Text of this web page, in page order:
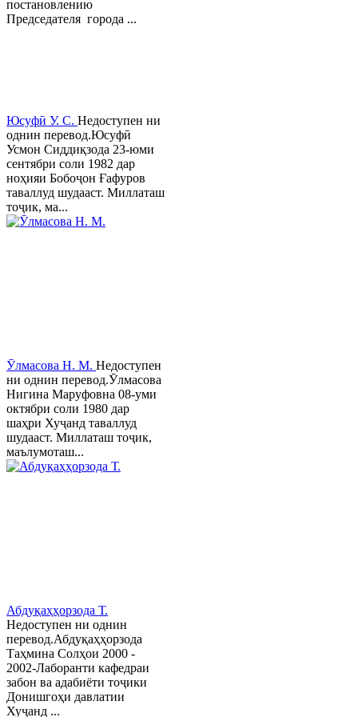
постановлению
Председателя города ...
Юсуфӣ У. C. Недоступен ни
однин перевод.Юсуфӣ
Усмон Сиддиқзода 23-юми
сентябри соли 1982 дар
ноҳияи Бобоҷон Ғафуров
таваллуд шудааст. Миллаташ
тоҷик, ма...
Ӯлмасова Н. М. Недоступен
ни однин перевод.Ӯлмасова
Нигина Маруфовна 08-уми
октябри соли 1980 дар
шаҳри Хуҷанд таваллуд
шудааст. Миллаташ тоҷик,
маълумоташ...
Абдуқаҳҳорзода Т.
Недоступен ни однин
перевод.Абдуқаҳҳорзода
Таҳмина Солҳои 2000 -
2002-Лаборанти кафедраи
забон ва адабиёти тоҷики
Донишгоҳи давлатии
Хуҷанд ...